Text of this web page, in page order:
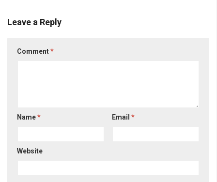
Leave a Reply
Comment*
Name* Email*
Website